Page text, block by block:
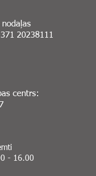
20238111
centrs:
- 16.00